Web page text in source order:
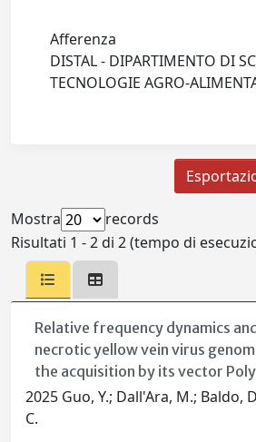
Afferenza
DISTAL - DIPARTIMENTO DI
TECNOLOGIE AGRO-
Mostra
records
Risultati 1 - 2 di 2 (tempo di
Relative frequency dynamics
necrotic yellow vein virus
the acquisition by its vector
2025 Guo, Y.; Dall'Ara, M.; Baldo,
C.